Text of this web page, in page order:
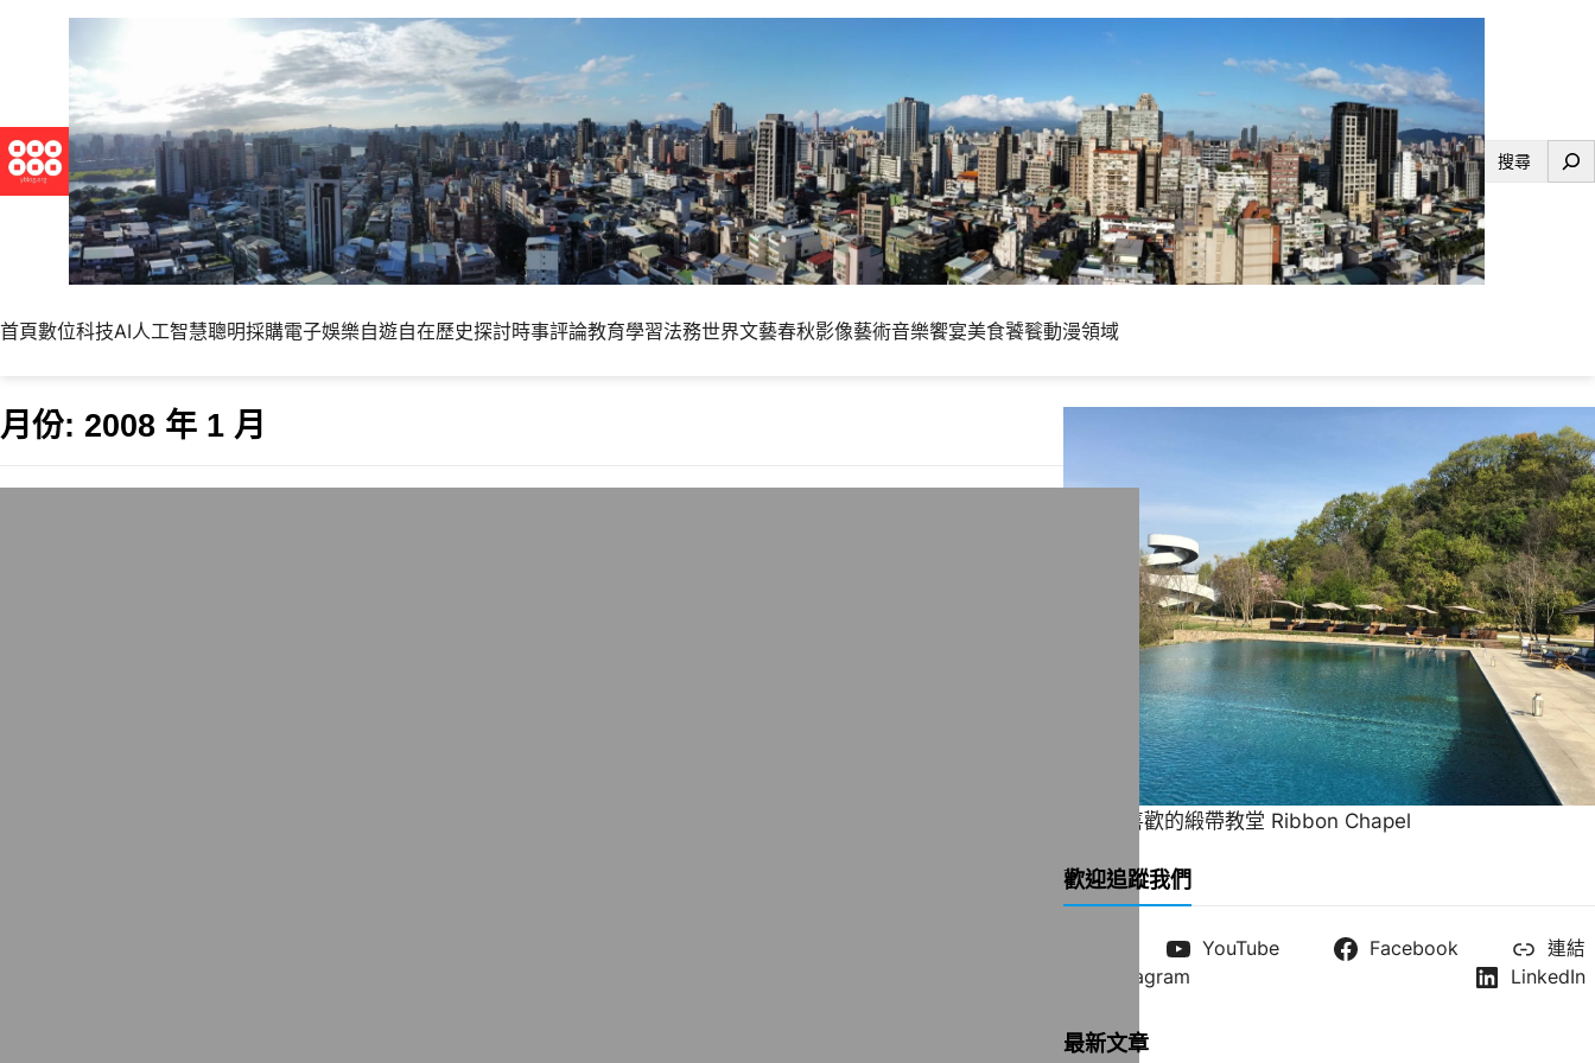
搜
首頁數位科技AI人工智慧聰明採購電子娛樂自遊自在歷史探討時事評論教育學習法務世界文藝春秋影像藝術音樂饗宴美食饕餮動漫領域
月份: 2008 年 1 月
一直很喜歡的緞帶教堂 Ribbon Chapel
歡迎追蹤我們
YouTube Facebook
連結
Instagram
LinkedIn
最新文章